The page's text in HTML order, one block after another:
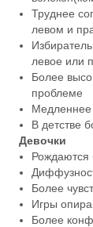
Труднее
левом и
левое или
Более
проблеме
Медленнее
В детстве
Девочки
Рождаются
Более
Игры
Более